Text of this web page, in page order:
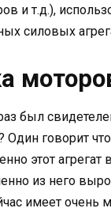
и т.д.),
силовых
был
Один говорит
этот
из него
имеет очень